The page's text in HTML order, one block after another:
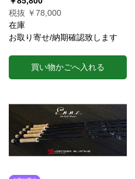
税抜 ￥78,000
在庫
お取り寄せ/納期確認致します
買い物かごへ入れる